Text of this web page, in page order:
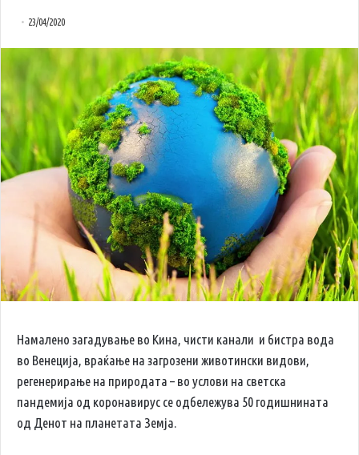
23/04/2020
Намалено загадување во Кина, чисти канали и бистра вода
во Венеција, враќање на загрозени животински видови,
регенерирање на природата – во услови на светска
пандемија од коронавирус се одбележува 50 годишнината
од Денот на планетата Земја.